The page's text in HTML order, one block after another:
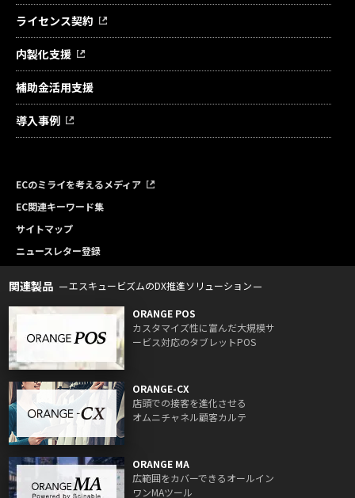
ライセンス契約
内製化支援
補助金活用支援
導入事例
ECのミライを考えるメディア
EC関連キーワード集
サイトマップ
ニュースレター登録
関連製品 エスキュービズムのDX推進ソリューション
ORANGE POS
カスタマイズ性に富んだ大規模サ
ービス対応のタブレットPOS
ORANGE-CX
店頭での接客を進化させる
オムニチャネル顧客カルテ
ORANGE MA
広範囲をカバーできるオールイン
ワンMAツール